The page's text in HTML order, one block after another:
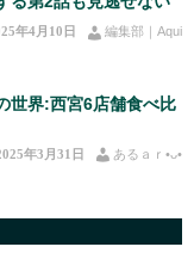
年4月10日 編集部｜Aqui
世界:西宮6店舗食べ比
年3月31日 あるａｒ•⁠ᴗ⁠•⁠